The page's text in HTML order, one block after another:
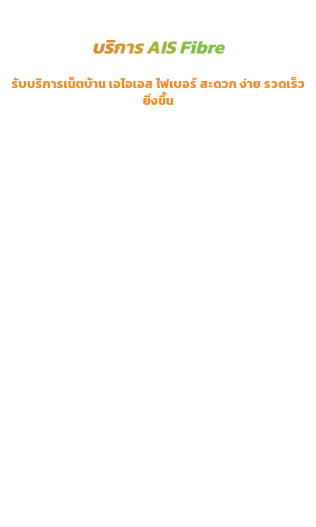
บริการ AIS Fibre
รับบริการเน็ตบ้าน เอไอเอส ไฟเบอร์ สะดวก ง่าย รวดเร็ว
ยิ่งขึ้น